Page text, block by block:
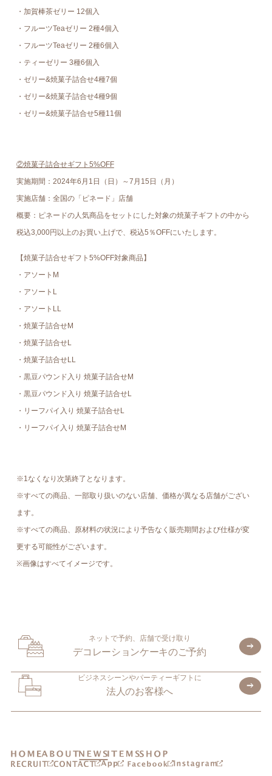
・加賀棒茶ゼリー 12個入
・フルーツTeaゼリー 2種4個入
・フルーツTeaゼリー 2種6個入
・ティーゼリー 3種6個入
・ゼリー&焼菓子詰合せ4種7個
・ゼリー&焼菓子詰合せ4種9個
・ゼリー&焼菓子詰合せ5種11個
②焼菓子詰合せギフト5%OFF
実施期間：2024年6月1日（日）～7月15日（月）
実施店舗：全国の「ピネード」店舗
概要：ピネードの人気商品をセットにした対象の焼菓子ギフトの中から
税込3,000円以上のお買い上げで、税込5％OFFにいたします。
【焼菓子詰合せギフト5%OFF対象商品 】
・アソートM
・アソートL
・アソートLL
・焼菓子詰合せM
・焼菓子詰合せL
・焼菓子詰合せLL
・黒豆パウンド入り 焼菓子詰合せM
・黒豆パウンド入り 焼菓子詰合せL
・リーフパイ入り 焼菓子詰合せL
・リーフパイ入り 焼菓子詰合せM
※1なくなり次第終了となります。
※すべての商品、一部取り扱いのない店舗、価格が異なる店舗がござい
ます。
※すべての商品、原材料の状況により予告なく販売期間および仕様が変
更する可能性がございます。
※画像はすべてイメージです。
ネットで予約、店舗で受け取り
デコレーションケーキのご予約
ビジネスシーンやパーティーギフトに
法人のお客様へ